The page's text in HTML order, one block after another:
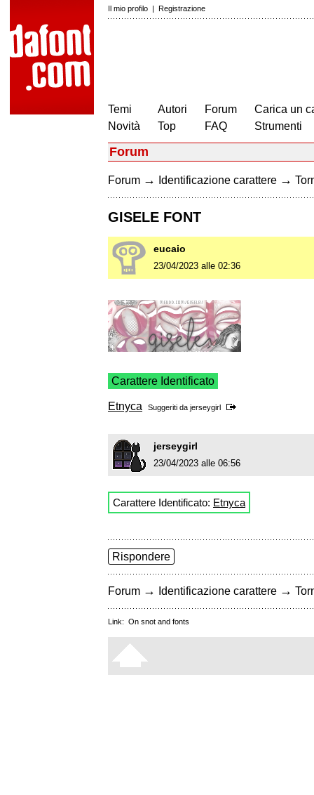
Il mio profilo | Registrazione
Temi
Novità
Autori
Top
Forum
FAQ
Carica un
Strumenti
Forum
Forum → Identificazione carattere →
GISELE FONT
eucaio
23/04/2023 alle 02:36
Carattere Identificato
Etnyca Suggeriti da jerseygirl
jerseygirl
23/04/2023 alle 06:56
Carattere Identificato: Etnyca
Rispondere
Forum → Identificazione carattere →
Link: On snot and fonts